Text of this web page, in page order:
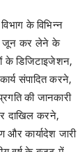
के विभिन्न
जून कर लेने के
के डिजिटाइजेशन,
संपादित करने,
की जानकारी
दाखिल करने,
और कार्यादेश जारी